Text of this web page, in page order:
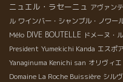
ニュエル・ラセーニュ アヴァン
ル ワインバー・シャンブル・ノワー
Mélo DIVE BOUTELLE ドメーヌ・
President Yumekichi Kanda エスポ
Yanaginuma Kenichi san オリヴィエ
Domaine La Roche Buissière シル